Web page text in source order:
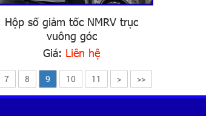
Hộp số giảm tốc NMRV trục
vuông góc
Giá: Liên hệ
7 8 9 10 11 > >>